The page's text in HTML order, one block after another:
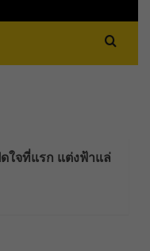
ใจที่แรก แต่งฟ้าแล่